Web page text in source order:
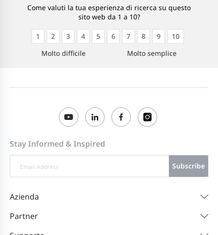
Come valuti la tua esperienza di ricerca su questo
sito web da 1 a 10?
Molto difficile
1 2 3 4 5 6 7 8 9
10
Molto semplice
Stay Informed & Inspired
Subscribe
Azienda
Partner